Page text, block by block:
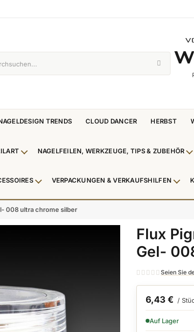
W
TRENDS CLOUD DANCER HERBST
Nagellack & Flüssigkeiten anzeigen
Untermenü NailArt anzeigen
NAGELFEILEN, WERKZEUGE, TIPS & ZUBEHÖR
& Zehenringe anzeigen
Untermenü Beauty Accessoires anzeigen
VERPACKUNGEN & VERKAUFSHILFEN
008 ultra chrome silber
Flux
Gel-
Seien Sie
6,43 € /
Auf Lager